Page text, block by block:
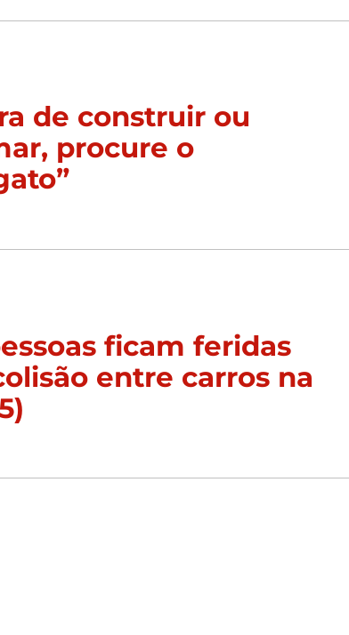
de construir ou
procure o
ficam feridas
entre carros na